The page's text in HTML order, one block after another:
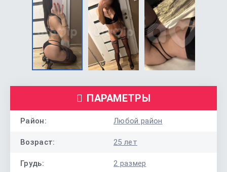
ПАРАМЕТРЫ
Район: Любой район
Возраст: 25 лет
Грудь: 2 размер